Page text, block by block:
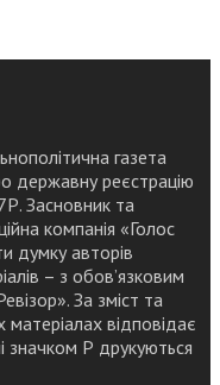
газета
державну реєстрацію
Засновник та
компанія «Голос
думку авторів
– з обов’язковим
За зміст та
матеріалах відповідає
значком Р друкуються